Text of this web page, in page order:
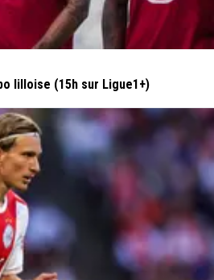
lilloise (15h sur Ligue1+)